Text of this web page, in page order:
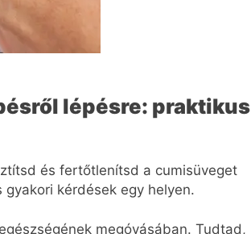
lépésre: praktikus
és fertőtlenítsd a cumisüveget
kérdések egy helyen.
megóvásában. Tudtad,